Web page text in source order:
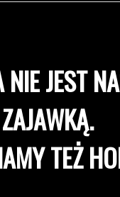
JEST
TEŻ